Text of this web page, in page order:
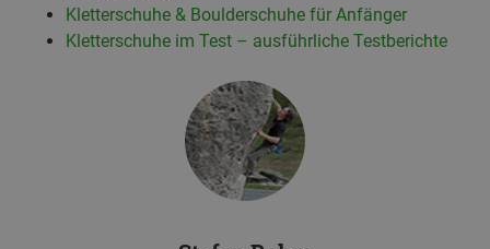
Kletterschuhe & Boulderschuhe für Anfänger
Kletterschuhe im Test – ausführliche Testberichte